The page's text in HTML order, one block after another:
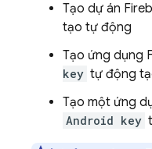
Tạo dự án
tạo tự động
Tạo ứng dụng
key tự động
Tạo một ứng
Android key